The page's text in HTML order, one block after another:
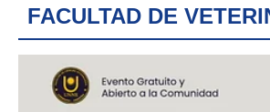
FACULTAD DE